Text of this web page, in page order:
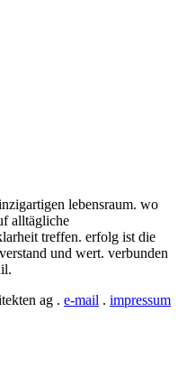
lebensraum. wo
alltägliche
treffen. erfolg ist die
und wert. verbunden
ag . e-mail . impressum